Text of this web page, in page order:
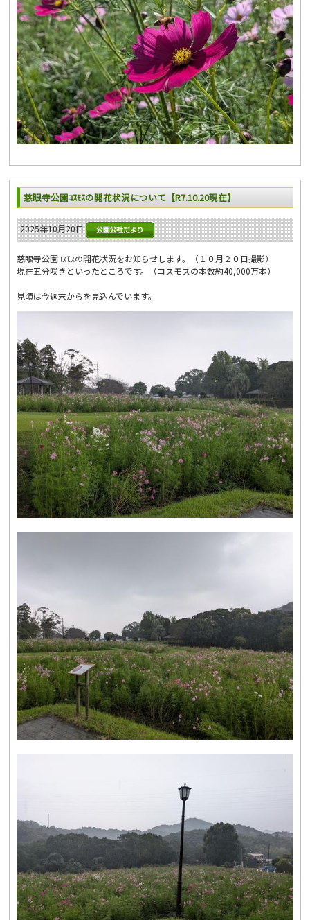
慈眼寺公園ｺｽﾓｽの開花状況について【R7.10.20現在】
2025年10月20日
慈眼寺公園ｺｽﾓｽの開花状況をお知らせします。（１０月２０日撮影）
現在五分咲きといったところです。（コスモスの本数約40,000万本）
見頃は今週末からを見込んでいます。